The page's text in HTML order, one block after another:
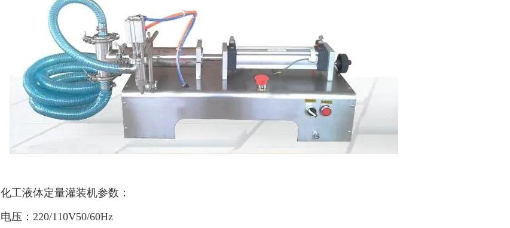
化工液体定量灌装机参数：
电压：220/110V50/60Hz